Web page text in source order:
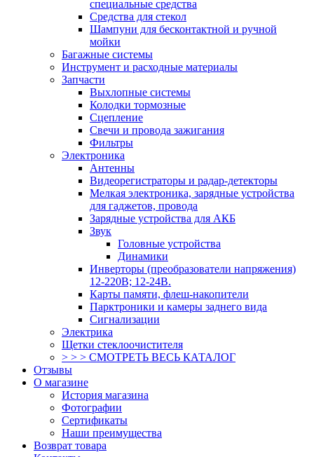
специальные средства
Средства для стекол
Шампуни для бесконтактной и ручной
мойки
Багажные системы
Инструмент и расходные материалы
Запчасти
Выхлопные системы
Колодки тормозные
Сцепление
Свечи и провода зажигания
Фильтры
Электроника
Антенны
Видеорегистраторы и радар-детекторы
Мелкая электроника, зарядные устройства
для гаджетов, провода
Зарядные устройства для АКБ
Звук
Головные устройства
Динамики
Инверторы (преобразователи напряжения)
12-220В; 12-24В.
Карты памяти, флеш-накопители
Парктроники и камеры заднего вида
Сигнализации
Электрика
Щетки стеклоочистителя
> > > СМОТРЕТЬ ВЕСЬ КАТАЛОГ
Отзывы
О магазине
История магазина
Фотографии
Сертификаты
Наши преимущества
Возврат товара